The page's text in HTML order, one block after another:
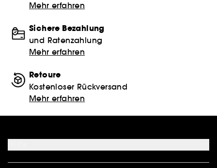
Mehr erfahren
Sichere Bezahlung
und Ratenzahlung
Mehr erfahren
Retoure
Kostenloser Rückversand
Mehr erfahren
FAQ